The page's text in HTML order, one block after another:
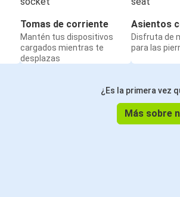
Tomas de corriente
Mantén tus dispositivos
cargados mientras te
desplazas
Asientos
Disfruta de
para las
¿Es la primera vez
Más sobre